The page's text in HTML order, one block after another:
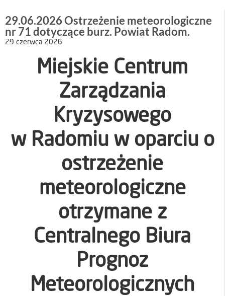
29.06.2026 Ostrzeżenie meteorologiczne
nr 71 dotyczące burz. Powiat Radom.
29 czerwca 2026
Miejskie Centrum
Zarządzania
Kryzysowego
w Radomiu w oparciu o
ostrzeżenie
meteorologiczne
otrzymane z
Centralnego Biura
Prognoz
Meteorologicznych